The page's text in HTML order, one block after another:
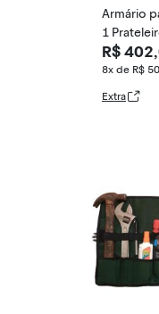
Armário
1
M08
R$
8x de R$
Extra